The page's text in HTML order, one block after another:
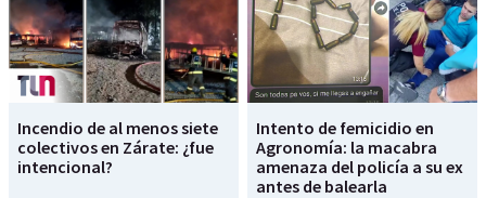
Incendio de al menos siete
colectivos en Zárate: ¿fue
intencional?
Intento de femicidio en
Agronomía: la macabra
amenaza del policía a su ex
antes de balearla